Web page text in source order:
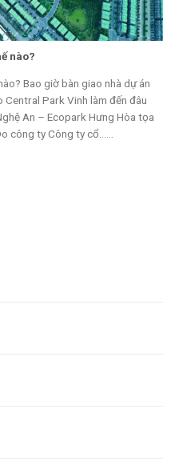
nào?
Bao giờ bàn giao nhà dự án
Park Vinh làm đến đâu
An – Ecopark Hưng Hòa tọa
công ty Công ty cổ......